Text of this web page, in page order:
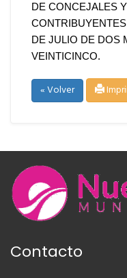
DE CONCEJALES
DE JULIO DE DOS
VEINTICINCO.
« Volver
Contacto